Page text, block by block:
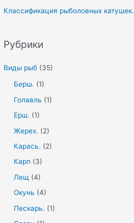
Классификация рыболовных катушек.
Рубрики
Виды рыб (35)
Берш. (1)
Голавль (1)
Ерш. (1)
Жерех. (2)
Карась. (2)
Карп (3)
Лещ (4)
Окунь (4)
Пескарь. (1)